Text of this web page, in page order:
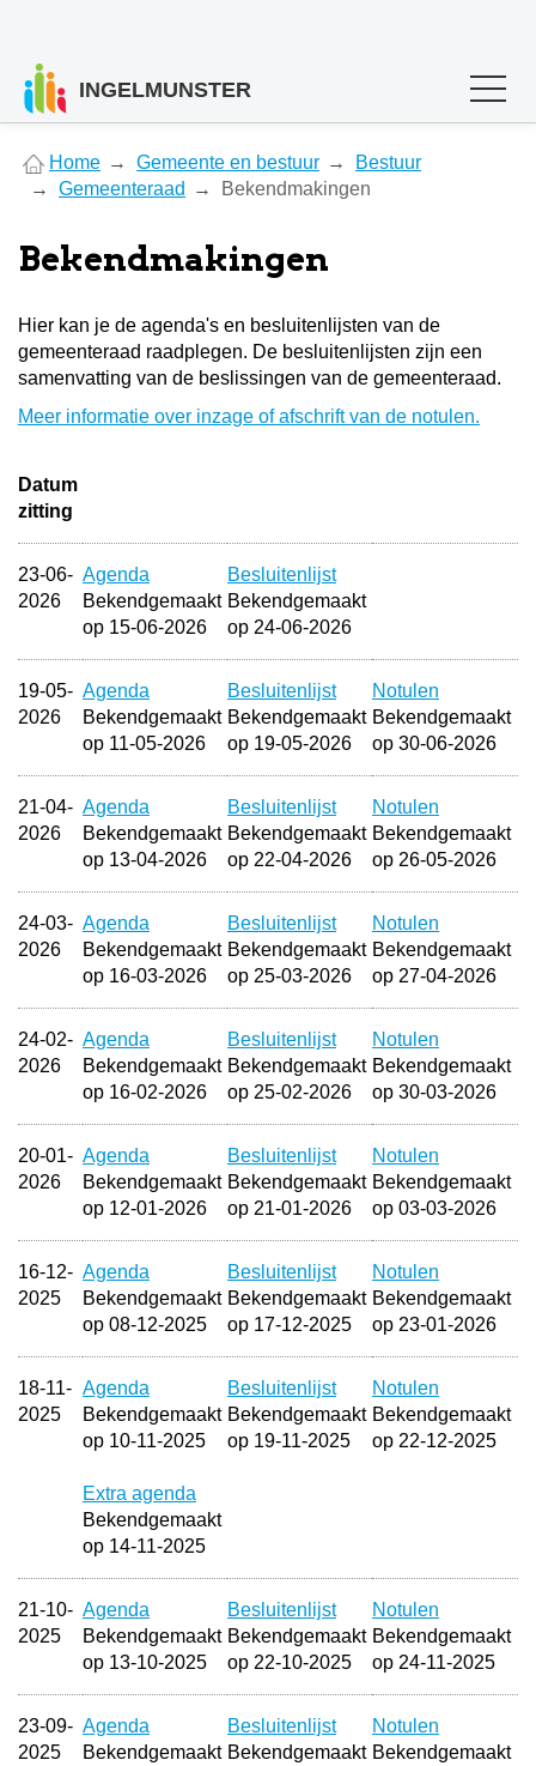
INGELMUNSTER
are
here
Home Gemeente en bestuur
Bestuur
Gemeenteraad
Bekendmakingen
Bekendmakingen
Hier kan je de agenda's en besluitenlijsten van de
gemeenteraad raadplegen. De besluitenlijsten zijn een
samenvatting van de beslissingen van de gemeenteraad.
Meer informatie over inzage of afschrift van de notulen.
Datum
zitting
23-06-
2026
Agenda
Bekendgemaakt
op 15-06-2026
Besluitenlijst
Bekendgemaakt
op 24-06-2026
19-05-
2026
Agenda
Bekendgemaakt
op 11-05-2026
Besluitenlijst
Bekendgemaakt
op 19-05-2026
Notulen
Bekendgemaakt
op 30-06-2026
21-04-
2026
Agenda
Bekendgemaakt
op 13-04-2026
Besluitenlijst
Bekendgemaakt
op 22-04-2026
Notulen
Bekendgemaakt
op 26-05-2026
24-03-
2026
Agenda
Bekendgemaakt
op 16-03-2026
Besluitenlijst
Bekendgemaakt
op 25-03-2026
Notulen
Bekendgemaakt
op 27-04-2026
24-02-
2026
Agenda
Bekendgemaakt
op 16-02-2026
Besluitenlijst
Bekendgemaakt
op 25-02-2026
Notulen
Bekendgemaakt
op 30-03-2026
20-01-
2026
Agenda
Bekendgemaakt
op 12-01-2026
Besluitenlijst
Bekendgemaakt
op 21-01-2026
Notulen
Bekendgemaakt
op 03-03-2026
16-12-
2025
Agenda
Bekendgemaakt
op 08-12-2025
Besluitenlijst
Bekendgemaakt
op 17-12-2025
Notulen
Bekendgemaakt
op 23-01-2026
18-11-
2025
Agenda
Bekendgemaakt
op 10-11-2025
Extra agenda
Bekendgemaakt
op 14-11-2025
Besluitenlijst
Bekendgemaakt
op 19-11-2025
Notulen
Bekendgemaakt
op 22-12-2025
21-10-
2025
Agenda
Bekendgemaakt
op 13-10-2025
Besluitenlijst
Bekendgemaakt
op 22-10-2025
Notulen
Bekendgemaakt
op 24-11-2025
23-09-
2025
Agenda
Bekendgemaakt
Besluitenlijst
Bekendgemaakt
Notulen
Bekendgemaakt